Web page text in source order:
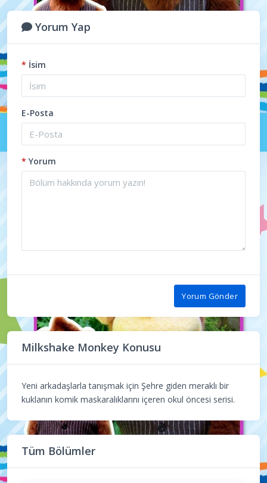
Yorum Yap
* İsim
E-Posta
* Yorum
Yorum Gönder
Milkshake Monkey Konusu
Yeni arkadaşlarla tanışmak için Şehre giden meraklı bir
kuklanın komik maskaralıklarını içeren okul öncesi serisi.
Tüm Bölümler